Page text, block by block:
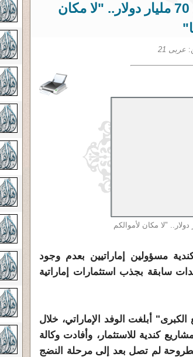
كندا توقف استثمارات إماراتية بقيمة 70 مليار دولار.. "لا مكان
عربى 21
إماراتية بقيمة 70 مليار دولار.. "لا مكان لأموالكم
مسؤولين إماراتيين بعدم وجود
سابقة بجذب استثمارات إماراتية
أبلغت الوفد الإماراتي، خلال
كندية للاستثمار، وأفادت وكالة
لم تصل بعد إلى مرحلة النضج